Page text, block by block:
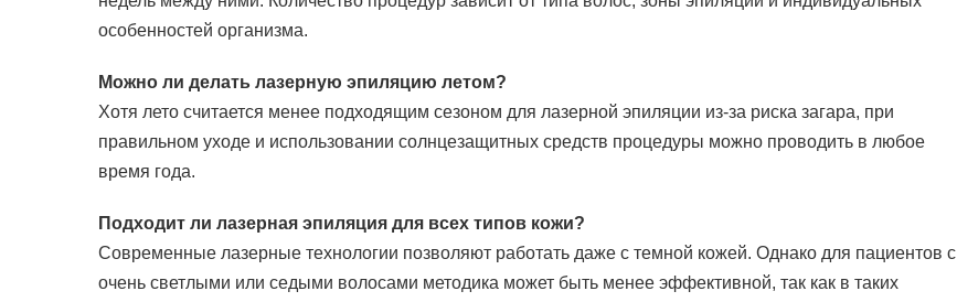
особенностей организма.
Можно ли делать лазерную эпиляцию летом?
Хотя лето считается менее подходящим сезоном для лазерной эпиляции из-за риска загара, при
правильном уходе и использовании солнцезащитных средств процедуры можно проводить в любое
время года.
Подходит ли лазерная эпиляция для всех типов кожи?
Современные лазерные технологии позволяют работать даже с темной кожей. Однако для пациентов с
очень светлыми или седыми волосами методика может быть менее эффективной, так как в таких